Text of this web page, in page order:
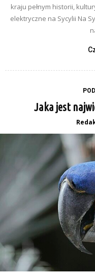
kraju pełnym historii,
elektryczne na Sycylii Na
Jaka jest